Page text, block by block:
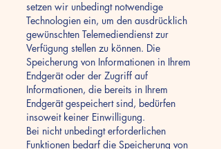
setzen wir unbedingt notwendige
Technologien ein, um den ausdrücklich
gewünschten Telemediendienst zur
Verfügung stellen zu können. Die
Speicherung von Informationen in Ihrem
Endgerät oder der Zugriff auf
Informationen, die bereits in Ihrem
Endgerät gespeichert sind, bedürfen
insoweit keiner Einwilligung.
Bei nicht unbedingt erforderlichen
Funktionen bedarf die Speicherung von